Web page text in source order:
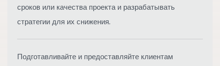
сроков или качества проекта и разрабатывать
стратегии для их снижения.
Подготавливайте и предоставляйте клиентам